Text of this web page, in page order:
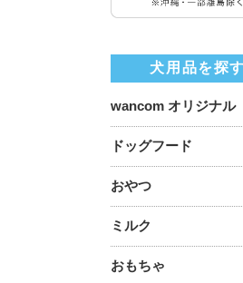
犬用品を探す
wancom オリジナル
ドッグフード
おやつ
ミルク
おもちゃ